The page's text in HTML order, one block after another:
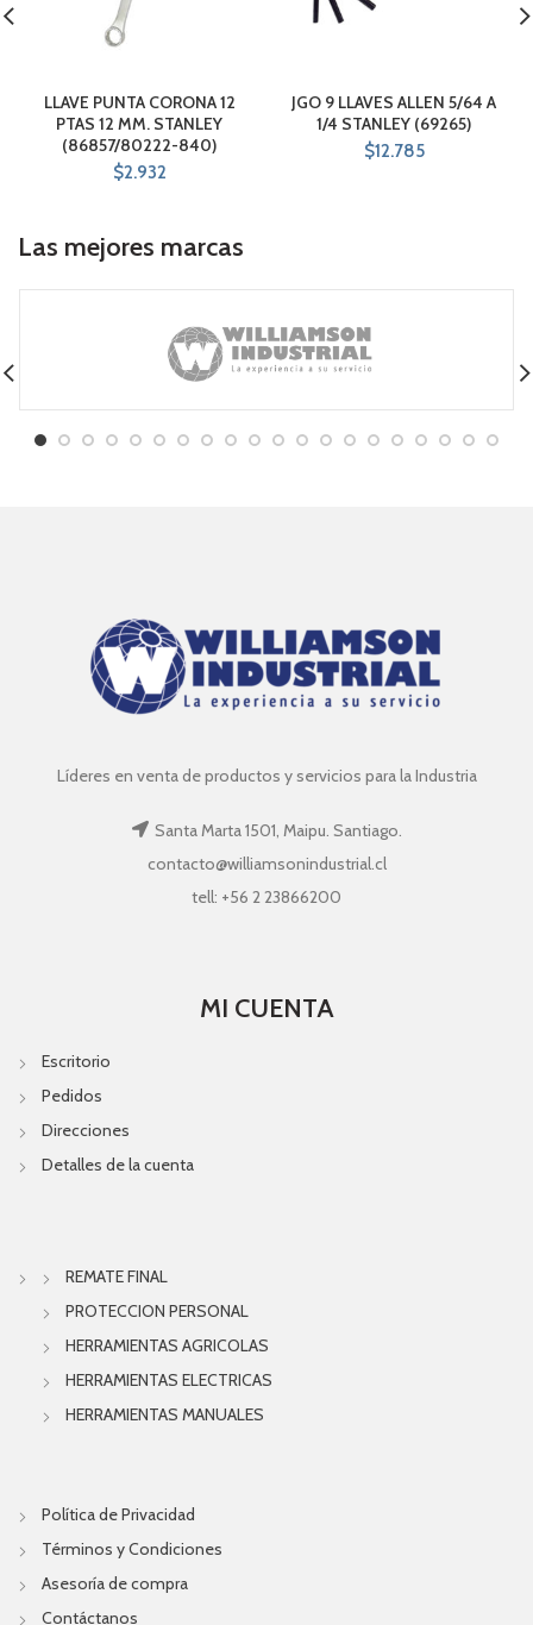
LLAVE PUNTA CORONA 12
PTAS 12 MM. STANLEY
(86857/80222-840)
$2.932
JGO 9 LLAVES ALLEN 5/64 A
1/4 STANLEY (69265)
$12.785
Las mejores marcas
Líderes en venta de productos y servicios para la Industria
Santa Marta 1501, Maipu. Santiago.
contacto@williamsonindustrial.cl
tell: +56 2 23866200
MI CUENTA
Escritorio
Pedidos
Direcciones
Detalles de la cuenta
REMATE FINAL
PROTECCION PERSONAL
HERRAMIENTAS AGRICOLAS
HERRAMIENTAS ELECTRICAS
HERRAMIENTAS MANUALES
Política de Privacidad
Términos y Condiciones
Asesoría de compra
Contáctanos